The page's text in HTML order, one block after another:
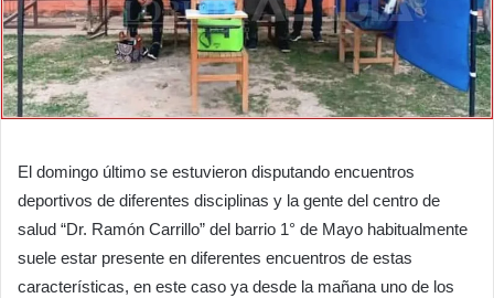
El domingo último se estuvieron disputando encuentros
deportivos de diferentes disciplinas y la gente del centro de
salud “Dr. Ramón Carrillo” del barrio 1° de Mayo habitualmente
suele estar presente en diferentes encuentros de estas
características, en este caso ya desde la mañana uno de los